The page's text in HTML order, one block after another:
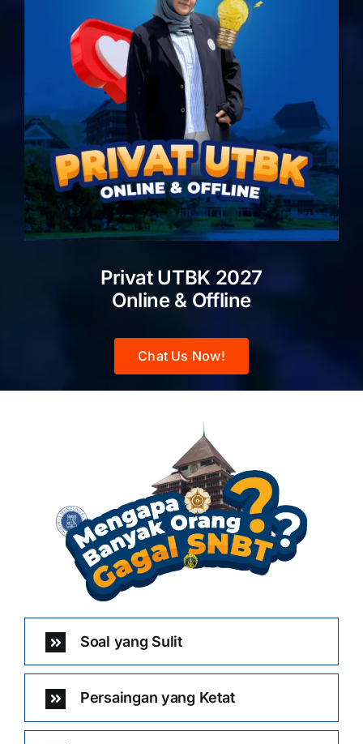
Privat UTBK 2027
Online & Offline
Chat Us Now!
Soal yang Sulit
Persaingan yang Ketat